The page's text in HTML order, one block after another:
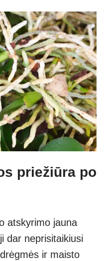
priežiūra po
atskyrimo jauna
dar neprisitaikiusi
ir maisto